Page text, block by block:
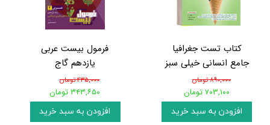
کتاب تست جغرافیا
جامع انسانی خیلی سبز
۸۹۰,۰۰۰ تومان
۷۰۳,۱۰۰ تومان
افزودن به سبد خرید
فرمول بیست عربی
یازدهم گاج
۴۳۵,۰۰۰ تومان
۳۴۳,۶۵۰ تومان
افزودن به سبد خرید